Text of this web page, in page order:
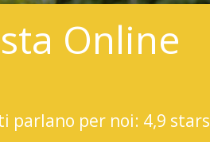
Online
parlano per noi: 4,9 stars